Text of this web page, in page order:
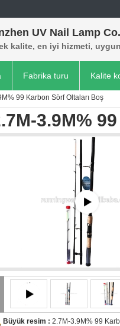
UV Nail Lamp
kalite, en iyi hizmeti,
Fabrika turu Kalite
99 Karbon Sörf Oltaları Boş
3.9M%
Büyük resim : 2.7M-3.9M% 99